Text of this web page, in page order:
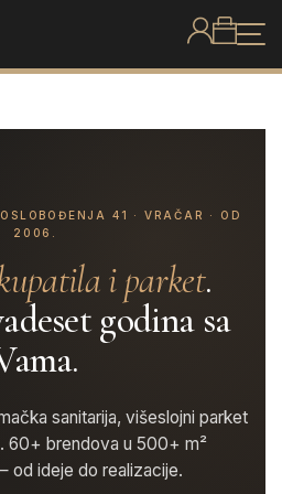
41 · VRAČAR · OD
2006.
i parket.
godina sa
sanitarija, višeslojni parket
60+ brendova u 500+ m²
od ideje do realizacije.